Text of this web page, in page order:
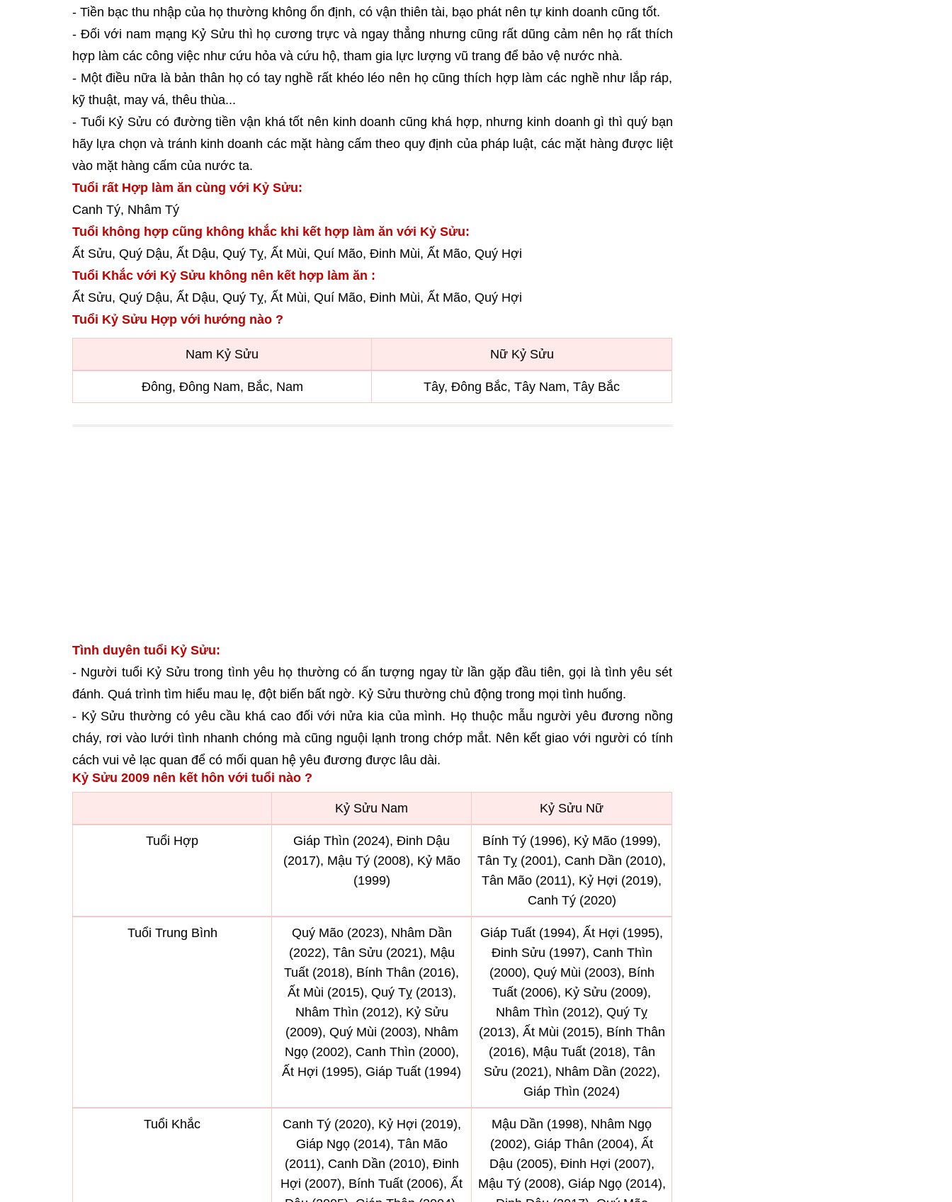
- Tiền bạc thu nhập của họ thường không ổn định, có vận thiên tài, bạo phát nên tự kinh doanh cũng tốt.
- Đối với nam mạng Kỷ Sửu thì họ cương trực và ngay thẳng nhưng cũng rất dũng cảm nên họ rất thích
hợp làm các công việc như cứu hỏa và cứu hộ, tham gia lực lượng vũ trang để bảo vệ nước nhà.
- Một điều nữa là bản thân họ có tay nghề rất khéo léo nên họ cũng thích hợp làm các nghề như lắp ráp,
kỹ thuật, may vá, thêu thùa...
- Tuổi Kỷ Sửu có đường tiền vận khá tốt nên kinh doanh cũng khá hợp, nhưng kinh doanh gì thì quý bạn
hãy lựa chọn và tránh kinh doanh các mặt hàng cấm theo quy định của pháp luật, các mặt hàng được liệt
vào mặt hàng cấm của nước ta.
Tuổi rất Hợp làm ăn cùng với Kỷ Sửu:
Canh Tý, Nhâm Tý
Tuổi không hợp cũng không khắc khi kết hợp làm ăn với Kỷ Sửu:
Ất Sửu, Quý Dậu, Ất Dậu, Quý Tỵ, Ất Mùi, Quí Mão, Đinh Mùi, Ất Mão, Quý Hợi
Tuổi Khắc với Kỷ Sửu không nên kết hợp làm ăn :
Ất Sửu, Quý Dậu, Ất Dậu, Quý Tỵ, Ất Mùi, Quí Mão, Đinh Mùi, Ất Mão, Quý Hợi
Tuổi Kỷ Sửu Hợp với hướng nào ?
Nam Kỷ Sửu Nữ Kỷ Sửu
Đông, Đông Nam, Bắc, Nam Tây, Đông Bắc, Tây Nam, Tây Bắc
Tình duyên tuổi Kỷ Sửu:
- Người tuổi Kỷ Sửu trong tình yêu họ thường có ấn tượng ngay từ lần gặp đầu tiên, gọi là tình yêu sét
đánh. Quá trình tìm hiểu mau lẹ, đột biến bất ngờ. Kỷ Sửu thường chủ động trong mọi tình huống.
- Kỷ Sửu thường có yêu cầu khá cao đối với nửa kia của mình. Họ thuộc mẫu người yêu đương nồng
cháy, rơi vào lưới tình nhanh chóng mà cũng nguội lạnh trong chớp mắt. Nên kết giao với người có tính
cách vui vẻ lạc quan để có mối quan hệ yêu đương được lâu dài.
Kỷ Sửu 2009 nên kết hôn với tuổi nào ?
Kỷ Sửu Nam Kỷ Sửu Nữ
Tuổi Hợp
Giáp Thìn (2024), Đinh Dậu
(2017), Mậu Tý (2008), Kỷ Mão
(1999)
Bính Tý (1996), Kỷ Mão (1999),
Tân Tỵ (2001), Canh Dần (2010),
Tân Mão (2011), Kỷ Hợi (2019),
Canh Tý (2020)
Tuổi Trung Bình
Quý Mão (2023), Nhâm Dần
(2022), Tân Sửu (2021), Mậu
Tuất (2018), Bính Thân (2016),
Ất Mùi (2015), Quý Tỵ (2013),
Nhâm Thìn (2012), Kỷ Sửu
(2009), Quý Mùi (2003), Nhâm
Ngọ (2002), Canh Thìn (2000),
Ất Hợi (1995), Giáp Tuất (1994)
Giáp Tuất (1994), Ất Hợi (1995),
Đinh Sửu (1997), Canh Thìn
(2000), Quý Mùi (2003), Bính
Tuất (2006), Kỷ Sửu (2009),
Nhâm Thìn (2012), Quý Tỵ
(2013), Ất Mùi (2015), Bính Thân
(2016), Mậu Tuất (2018), Tân
Sửu (2021), Nhâm Dần (2022),
Giáp Thìn (2024)
Tuổi Khắc
Canh Tý (2020), Kỷ Hợi (2019),
Giáp Ngọ (2014), Tân Mão
(2011), Canh Dần (2010), Đinh
Hợi (2007), Bính Tuất (2006), Ất
Mậu Dần (1998), Nhâm Ngọ
(2002), Giáp Thân (2004), Ất
Dậu (2005), Đinh Hợi (2007),
Mậu Tý (2008), Giáp Ngọ (2014),